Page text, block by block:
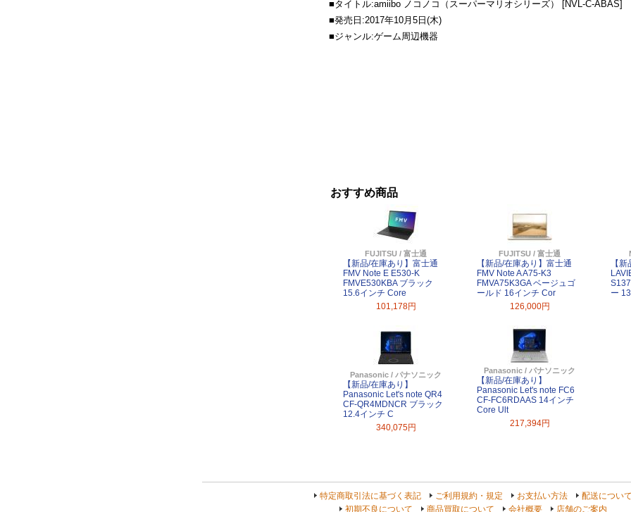
■タイトル:amiibo ノコノコ（スーパーマリオシリーズ） [NVL-C-ABAS]
■発売日:2017年10月5日(木)
■ジャンル:ゲーム周辺機器
おすすめ商品
FUJITSU / 富士通
【新品/在庫あり】富士通
FMV Note E E530-K
FMVE530KBA ブラック
15.6インチ Core
101,178円
FUJITSU / 富士通
【新品/在庫あり】富士通
FMV Note A A75-K3
FMVA75K3GA ベージュゴ
ールド 16インチ Cor
126,000円
【
ー
Panasonic / パナソニック
【新品/在庫あり】
Panasonic Let's note QR4
CF-QR4MDNCR ブラック
12.4インチ C
340,075円
Panasonic / パナソニック
【新品/在庫あり】
Panasonic Let's note FC6
CF-FC6RDAAS 14インチ
Core Ult
217,394円
特定商取引法に基づく表記 ご利用規約・規定 お支払い方法
配送について
初期不良について
商品買取について 会社概要 店舗のご案内